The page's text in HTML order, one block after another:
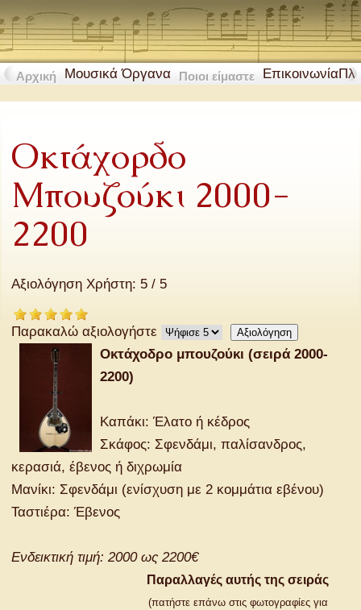
Αρχική Μουσικά Όργανα Ποιοι είμαστε Επικοινωνία
Οκτάχορδο
Μπουζούκι 2000-
2200
Αξιολόγηση Χρήστη: 5 / 5
Παρακαλώ αξιολογήστε
Οκτάχοδρο μπουζούκι (σειρά 2000-
2200)
Καπάκι: Έλατο ή κέδρος
Σκάφος: Σφενδάμι, παλίσανδρος,
κερασιά, έβενος ή διχρωμία
Μανίκι: Σφενδάμι (ενίσχυση με 2 κομμάτια εβένου)
Ταστιέρα: Έβενος
Ενδεικτική τιμή: 2000 ως 2200€
Παραλλαγές αυτής της σειράς
(πατήστε επάνω στις φωτογραφίες για